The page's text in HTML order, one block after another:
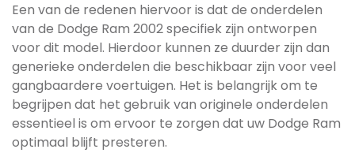
Een van de redenen hiervoor is dat de onderdelen
van de Dodge Ram 2002 specifiek zijn ontworpen
voor dit model. Hierdoor kunnen ze duurder zijn dan
generieke onderdelen die beschikbaar zijn voor veel
gangbaardere voertuigen. Het is belangrijk om te
begrijpen dat het gebruik van originele onderdelen
essentieel is om ervoor te zorgen dat uw Dodge Ram
optimaal blijft presteren.